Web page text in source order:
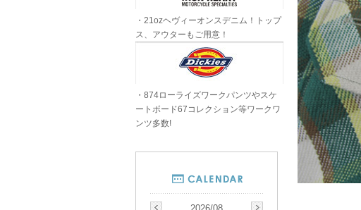
・21ozヘヴィーオンスデニム！トップ
ス、アウターもご用意！
・874ローライズワークパンツやスケ
ートボード67コレクション等ワークワ
ンツ多数!